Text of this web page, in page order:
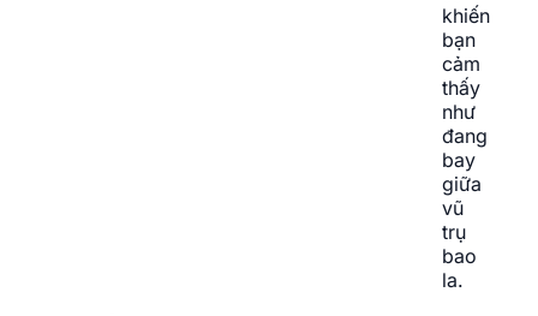
khiến
bạn
cảm
thấy
như
đang
bay
giữa
vũ
trụ
bao
la.